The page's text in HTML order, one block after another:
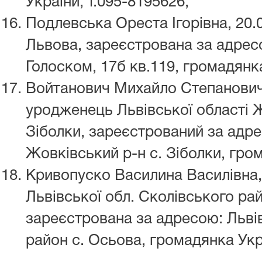
Подлевська Ореста Ігорівна,
Львова, зареєстрована за
Голоском, 17б кв.119,
Войтанович Михайло
уродженець Львівської області
Зіболки, зареєстрований за
Жовківський р-н с. Зіболки,
Кривопуско Василина
Львівської обл. Сколівського
зареєстрована за адресою:
район с. Осьова, громадянка